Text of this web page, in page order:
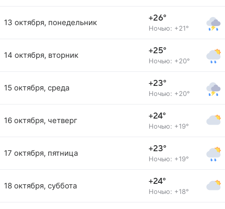
13 октября, понедельник +26°
Ночью: +21°
14 октября, вторник +25°
Ночью: +20°
15 октября, среда +23°
Ночью: +20°
16 октября, четверг +24°
Ночью: +19°
17 октября, пятница +23°
Ночью: +19°
18 октября, суббота +24°
Ночью: +18°